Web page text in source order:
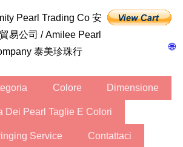
🌐
易公司 / Amilee Pearl
泰美珍珠行
Colore Dimensione
Dei Pearl Taglie E Colori
Service Contattaci